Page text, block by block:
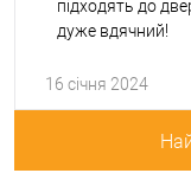
підходять до
дуже вдячний!
16 січня 2024